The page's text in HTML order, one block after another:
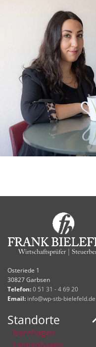
Osteriede 1
30827 Garbsen
Telefon:0 51 31 - 4 69 20
Email: info@wp-stb-bielefeld.de
Standorte
Isernhagen